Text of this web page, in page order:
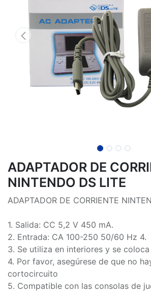
ADAPTADOR DE
NINTENDO DS LITE
ADAPTADOR DE CORRIENTE
1. Salida: CC 5,2 V 450 mA.
2. Entrada: CA 100-250 50/60 Hz 4.
3. Se utiliza en interiores y se
4. Por favor, asegúrese de que no
cortocircuito
5. Compatible con las consolas de